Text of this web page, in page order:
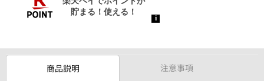
商品説明 注意事項